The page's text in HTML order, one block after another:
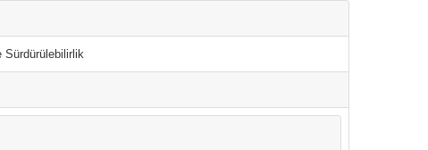
Sürdürülebilirlik